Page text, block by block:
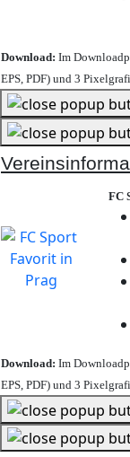
Download: Im
EPS, PDF) und 3
FC
Download: Im
EPS, PDF) und 3